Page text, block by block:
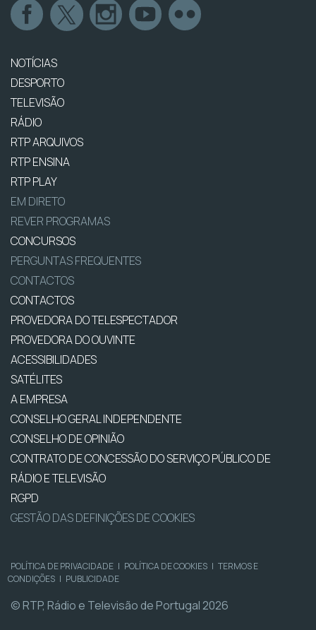
NOTÍCIAS
DESPORTO
TELEVISÃO
RÁDIO
RTP ARQUIVOS
RTP ENSINA
RTP PLAY
EM DIRETO
REVER PROGRAMAS
CONCURSOS
PERGUNTAS FREQUENTES
CONTACTOS
CONTACTOS
PROVEDORA DO TELESPECTADOR
PROVEDORA DO OUVINTE
ACESSIBILIDADES
SATÉLITES
A EMPRESA
CONSELHO GERAL INDEPENDENTE
CONSELHO DE OPINIÃO
CONTRATO DE CONCESSÃO DO SERVIÇO PÚBLICO DE
RÁDIO E TELEVISÃO
RGPD
GESTÃO DAS DEFINIÇÕES DE COOKIES
POLÍTICA DE PRIVACIDADE | POLÍTICA DE COOKIES | TERMOS E
CONDIÇÕES | PUBLICIDADE
© RTP, Rádio e Televisão de Portugal 2026